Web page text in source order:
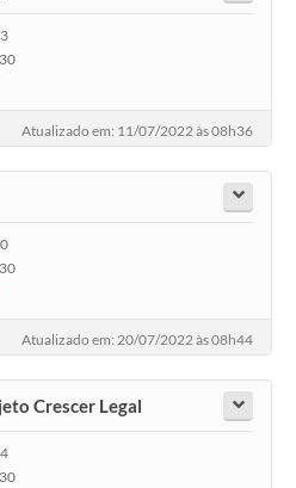
Atualizado em: 11/07/2022 às 08h36
Atualizado em: 20/07/2022 às 08h44
Crescer Legal